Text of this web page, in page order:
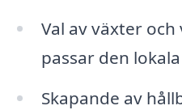
Val av växter
passar den
Skapande av